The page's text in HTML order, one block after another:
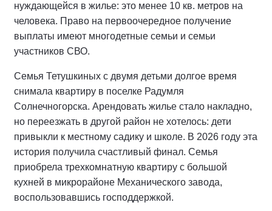
нуждающейся в жилье: это менее 10 кв. метров на
человека. Право на первоочередное получение
выплаты имеют многодетные семьи и семьи
участников СВО.
Семья Тетушкиных с двумя детьми долгое время
снимала квартиру в поселке Радумля
Солнечногорска. Арендовать жилье стало накладно,
но переезжать в другой район не хотелось: дети
привыкли к местному садику и школе. В 2026 году эта
история получила счастливый финал. Семья
приобрела трехкомнатную квартиру с большой
кухней в микрорайоне Механического завода,
воспользовавшись господдержкой.